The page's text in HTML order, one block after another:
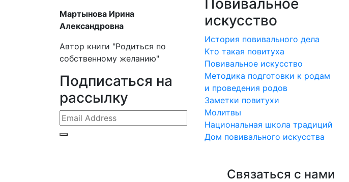
Мартынова Ирина
Александровна
Автор книги "Родиться по
собственному желанию"
Подписаться на
рассылку
Повивальное
искусство
История повивального дела
Кто такая повитуха
Повивальное искусство
Методика подготовки к родам
и проведения родов
Заметки повитухи
Молитвы
Национальная школа традиций
Дом повивального искусства
Связаться с нами